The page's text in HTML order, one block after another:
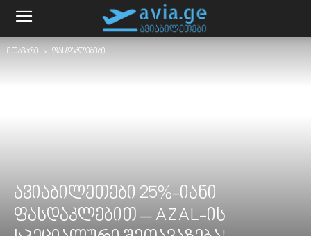
მთავარი ფასდაკლებები
ავიაბილეთები 25%-იანი
ფასდაკლებით – AZAL-ის